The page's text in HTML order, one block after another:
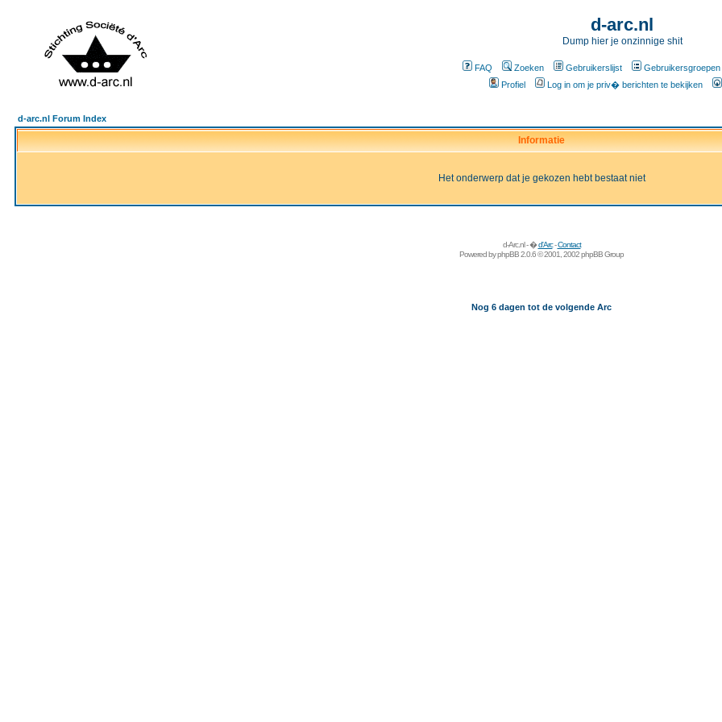
d-arc.nl
Dump hier je onzinnige shit
FAQ Zoeken Gebruikerslijst Gebruikersgroepen
Profiel
Log in om je priv� berichten te bekijken
d-arc.nl Forum Index
Informatie
Het onderwerp dat je gekozen hebt bestaat niet
d-Arc.nl - �d'Arc-Contact
Powered byphpBB2.0.6 © 2001, 2002 phpBB Group
Nog 6 dagen tot de volgende Arc